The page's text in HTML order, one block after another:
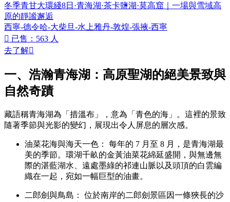
冬季青甘大環綫8日·青海湖·茶卡鹽湖·莫高窟｜一場與雪域高
原的靜謐邂逅
西寧-德令哈-大柴旦-水上雅丹-敦煌-張掖-西寧
 已售：563 人
去了解
一、浩瀚青海湖：高原聖湖的絕美景致與
自然奇蹟
藏語稱青海湖為「措溫布」，意為「青色的海」。這裡的景致
隨著季節與光影的變幻，展現出令人屏息的層次感。
油菜花海與海天一色： 每年的 7 月至 8 月，是青海湖最
美的季節。環湖千畝的金黃油菜花綿延盛開，與無邊無
際的湛藍湖水、遠處墨綠的祁連山脈以及頭頂的白雲編
織在一起，宛如一幅巨型的油畫。
二郎劍與鳥島： 位於南岸的二郎劍景區因一條狹長的沙